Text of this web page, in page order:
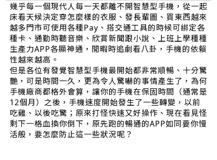
幾乎每一個現代人每一天都離不開智慧型手機，從一起
床看天候決定穿怎麼樣的衣服、發長輩圖、買東西越來
越多門市可使用各種Pay、搭交通工具的時候可綁定各
種卡、通勤時聽音樂、欣賞新聞跟小說、上班上學種種
生產力APP各顯神通，閒暇時追劇看八卦，手機的依賴
性越來越高。
但是各位有發覺智慧型手機最開始都非常順暢、十分驚
艷，可是時間一久，更為令人驚嚇的事情產生了，為何
手機廠商都格外會算，讓你的手機在保固時間（通常是
12個月）之後，手機速度開始發生了一些轉變，以前
吃雞、以後吃驚；原來打怪快速又好操作、現在看見怪
剩下一格血換你倒下，原先跑的暢通的APP如同要你慢
活般，要怎麼防止這一些狀況呢？